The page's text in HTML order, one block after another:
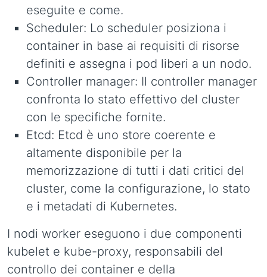
eseguite e come.
Scheduler: Lo scheduler posiziona i
container in base ai requisiti di risorse
definiti e assegna i pod liberi a un nodo.
Controller manager: Il controller manager
confronta lo stato effettivo del cluster
con le specifiche fornite.
Etcd: Etcd è uno store coerente e
altamente disponibile per la
memorizzazione di tutti i dati critici del
cluster, come la configurazione, lo stato
e i metadati di Kubernetes.
I nodi worker eseguono i due componenti
kubelet e kube-proxy, responsabili del
controllo dei container e della